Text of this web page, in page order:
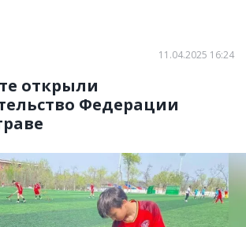
11.04.2025 16:24
открыли
Федерации